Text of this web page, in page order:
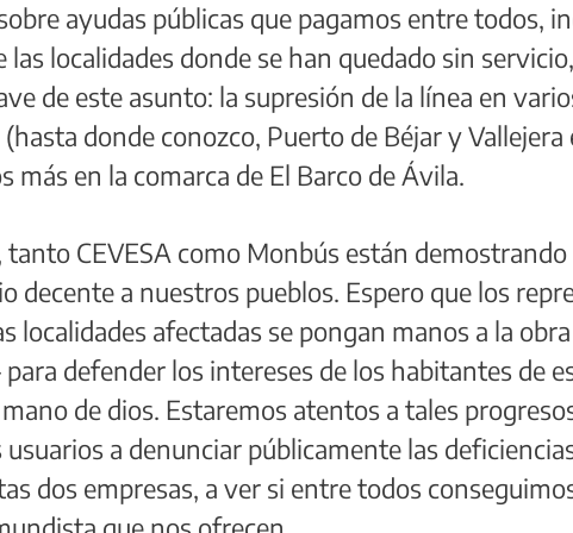
ayudas públicas que pagamos entre todos,
localidades donde se han quedado sin
de este asunto: la supresión de la línea en
donde conozco, Puerto de Béjar y Vallejera
más en la comarca de El Barco de Ávila.
CEVESA como Monbús están demostrando
decente a nuestros pueblos. Espero que los
localidades afectadas se pongan manos a la
defender los intereses de los habitantes de
mano de dios. Estaremos atentos a tales
a denunciar públicamente las
dos empresas, a ver si entre todos